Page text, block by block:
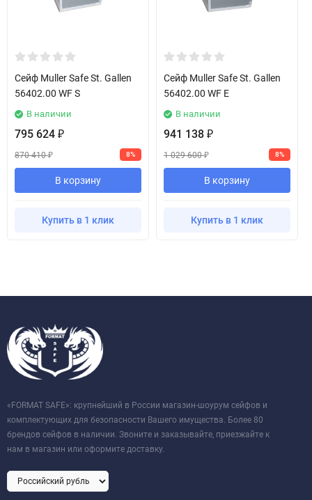
Сейф Muller Safe St. Gallen
56402.00 WF S
В наличии
795 624 ₽
870 410₽ 8%
В корзину
Купить в 1 клик
Сейф Muller Safe St. Gallen
56402.00 WF E
В наличии
941 138 ₽
1 029 600₽ 8%
В корзину
Купить в 1 клик
«FORMAT SAFE»: крупнейший в России магазин-шоурум сейфов и
комплектующих для безопасности Вашего имущества. Более 80
брендов сейфов в наличии. Звоните и заказывайте, приезжайте к
нам в магазин или оформите доставку.